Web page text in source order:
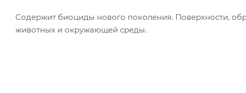
Содержит биоциды нового поколения. Поверхности,
животных и окружающей среды.